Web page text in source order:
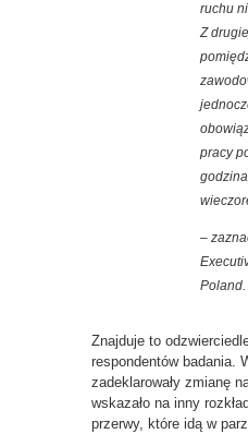
ruchu
Z
pracy
–
Poland.
Znajduje to
respondentów badania.
zadeklarowały zmianę
wskazało na inny
przerwy, które idą w